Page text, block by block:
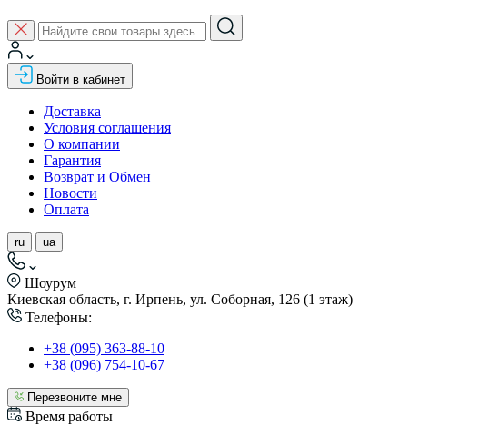
Войти в кабинет
Доставка
Условия соглашения
О компании
Гарантия
Возврат и Обмен
Новости
Оплата
ru ua
Шоурум
Киевская область, г. Ирпень, ул. Соборная, 126 (1 этаж)
Телефоны:
+38 (095) 363-88-10
+38 (096) 754-10-67
Перезвоните мне
Время работы